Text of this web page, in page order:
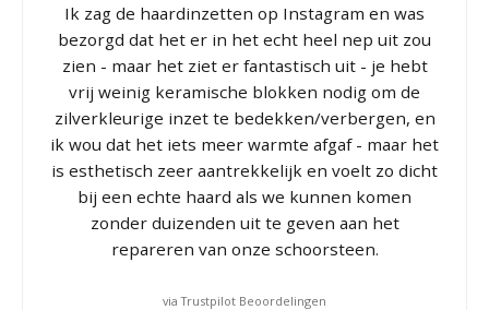
Ik zag de haardinzetten op Instagram en was
bezorgd dat het er in het echt heel nep uit zou
zien - maar het ziet er fantastisch uit - je hebt
vrij weinig keramische blokken nodig om de
zilverkleurige inzet te bedekken/verbergen, en
ik wou dat het iets meer warmte afgaf - maar het
is esthetisch zeer aantrekkelijk en voelt zo dicht
bij een echte haard als we kunnen komen
zonder duizenden uit te geven aan het
repareren van onze schoorsteen.
via Trustpilot Beoordelingen